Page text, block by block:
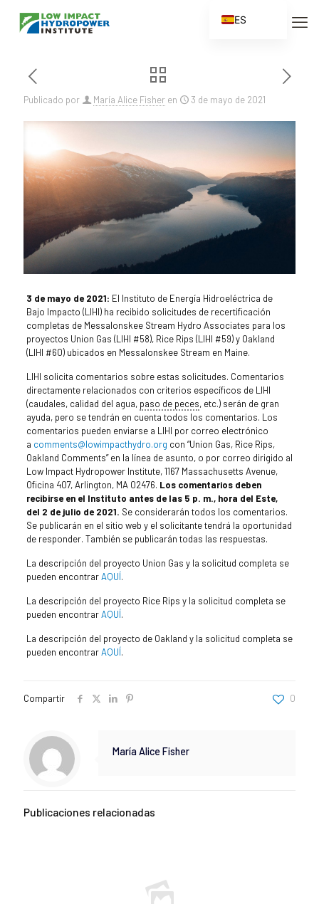
Publicado por María Alice Fisher en 3 de mayo de 2021
3 de mayo de 2021: El Instituto de Energía Hidroeléctrica de
Bajo Impacto (LIHI) ha recibido solicitudes de recertificación
completas de Messalonskee Stream Hydro Associates para los
proyectos Union Gas (LIHI #58), Rice Rips (LIHI #59) y Oakland
(LIHI #60) ubicados en Messalonskee Stream en Maine.
LIHI solicita comentarios sobre estas solicitudes. Comentarios
directamente relacionados con criterios específicos de LIHI
(caudales, calidad del agua, paso de peces, etc.) serán de gran
ayuda, pero se tendrán en cuenta todos los comentarios. Los
comentarios pueden enviarse a LIHI por correo electrónico
a comments@lowimpacthydro.org con “Union Gas, Rice Rips,
Oakland Comments” en la línea de asunto, o por correo dirigido al
Low Impact Hydropower Institute, 1167 Massachusetts Avenue,
Oficina 407, Arlington, MA 02476. Los comentarios deben
recibirse en el Instituto antes de las 5 p. m., hora del Este,
del 2 de julio de 2021. Se considerarán todos los comentarios.
Se publicarán en el sitio web y el solicitante tendrá la oportunidad
de responder. También se publicarán todas las respuestas.
La descripción del proyecto Union Gas y la solicitud completa se
pueden encontrarAQUÍ.
La descripción del proyecto Rice Rips y la solicitud completa se
pueden encontrarAQUÍ.
La descripción del proyecto de Oakland y la solicitud completa se
pueden encontrarAQUÍ.
Compartir 0
María Alice Fisher
Publicaciones relacionadas
ES